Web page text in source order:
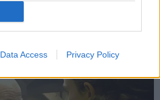
Data Access Privacy Policy